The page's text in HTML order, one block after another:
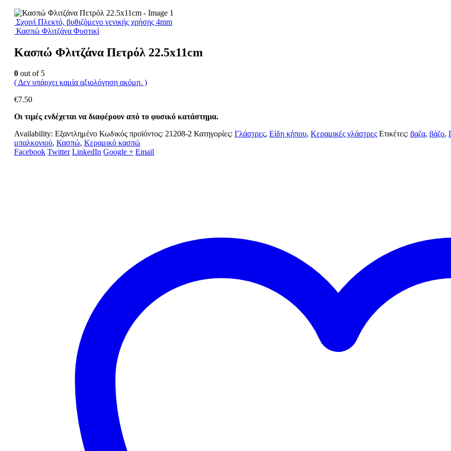
Σχοινί Πλεκτό, βυθιζόμενο γενικής χρήσης 4mm
Κασπώ Φλιτζάνα Φυστικί
Κασπώ Φλιτζάνα Πετρόλ 22.5x11cm
0 out of 5
( Δεν υπάρχει καμία αξιολόγηση ακόμη. )
€7.50
Οι τιμές ενδέχεται να διαφέρουν από το φυσικό κατάστημα.
Availability: Εξαντλημένο Κωδικός προϊόντος: 21208-2 Κατηγορίες: Γλάστρες, Είδη κήπου, Κεραμικές γλάστρες Ετικέτες: βαζα, βάζο,
μπαλκονιού, Κασπώ, Κεραμικό κασπώ
Facebook Twitter LinkedIn Google + Email